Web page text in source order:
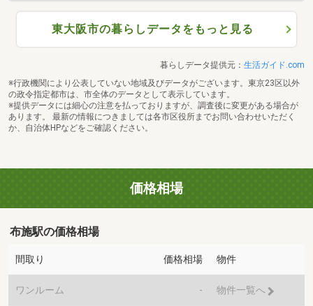
東大阪市の暮らしデータをもっと見る
暮らしデータ提供元： 生活ガイド.com
※行政機関により公表していない地域及びデータがございます。東京23区以外
の政令指定都市は、市全体のデータとして表示しています。
※提供データには細心の注意を払っておりますが、調査後に変更がある場合が
あります。 最新の情報につきましては各市区役所までお問い合わせいただく
か、自治体HPなどをご確認ください。
価格相場
布施駅の価格相場
間取り 価格相場 物件
ワンルーム - 物件一覧へ